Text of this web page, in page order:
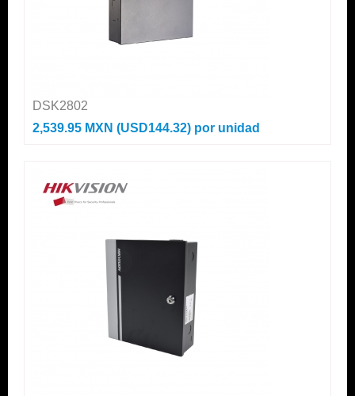
DSK2802
2,539.95 MXN (USD144.32) por unidad